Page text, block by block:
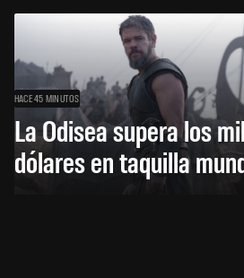
HACE 45 MINUTOS
La Odisea supera los
dólares en taquilla